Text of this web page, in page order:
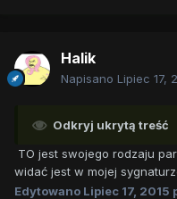
Halik
Napisano Lipiec 17,
Odkryj ukrytą treść
TO jest swojego rodzaju
widać jest w mojej
Edytowano Lipiec 17, 2015